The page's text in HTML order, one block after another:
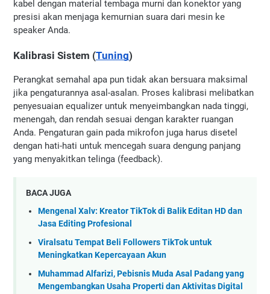
kabel dengan material tembaga murni dan konektor yang
presisi akan menjaga kemurnian suara dari mesin ke
speaker Anda.
Kalibrasi Sistem (Tuning)
Perangkat semahal apa pun tidak akan bersuara maksimal
jika pengaturannya asal-asalan. Proses kalibrasi melibatkan
penyesuaian equalizer untuk menyeimbangkan nada tinggi,
menengah, dan rendah sesuai dengan karakter ruangan
Anda. Pengaturan gain pada mikrofon juga harus disetel
dengan hati-hati untuk mencegah suara dengung panjang
yang menyakitkan telinga (feedback).
BACA JUGA
Mengenal Xalv: Kreator TikTok di Balik Editan HD dan
Jasa Editing Profesional
Viralsatu Tempat Beli Followers TikTok untuk
Meningkatkan Kepercayaan Akun
Muhammad Alfarizi, Pebisnis Muda Asal Padang yang
Mengembangkan Usaha Properti dan Aktivitas Digital